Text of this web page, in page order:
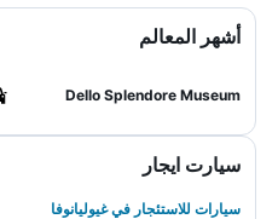
أشهر المعالم
Dello Splendore Museum
سيارت ايجار
سيارات للاستئجار في غيوليانوفا